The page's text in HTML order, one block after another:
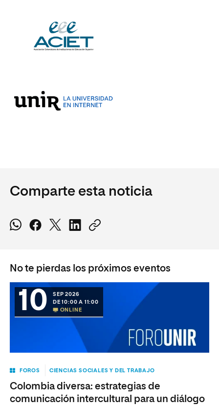
Comparte esta noticia
No te pierdas los próximos eventos
10
SEP 2026
DE 10:00 A 11:00
ONLINE
FOROS CIENCIAS SOCIALES Y DEL TRABAJO
Colombia diversa: estrategias de
comunicación intercultural para un diálogo